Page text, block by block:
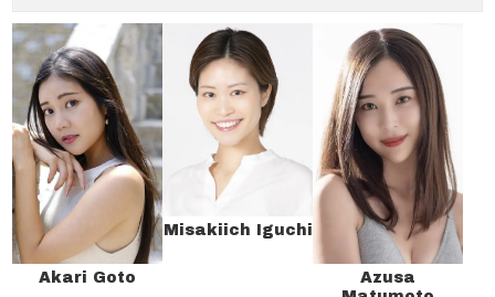
Akari Goto
Misakiich Iguchi
Azusa